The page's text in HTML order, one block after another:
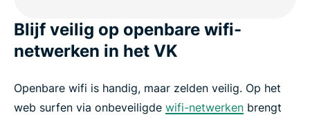
Blijf veilig op openbare wifi-
netwerken in het VK
Openbare wifi is handig, maar zelden veilig. Op het
web surfen via onbeveiligde wifi-netwerken brengt